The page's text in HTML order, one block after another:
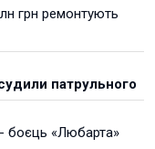
грн ремонтують
патрульного
боєць «Любарта»